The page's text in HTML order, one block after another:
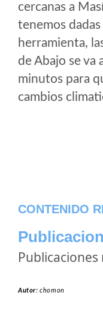
cercanas a
tenemos
herramienta,
de Abajo se va
minutos para
cambios
CONTENIDO
Autor:chomon